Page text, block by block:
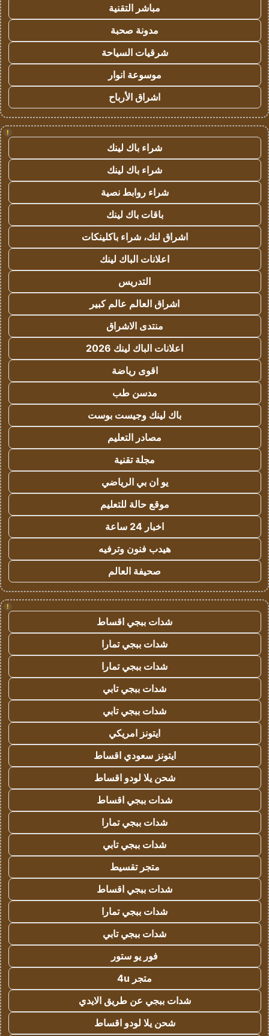
مباشر التقنية
مدونة صحبة
شرقيات السياحة
موسوعة انوار
اشراق الأرباح
!
شراء باك لينك
شراء باك لينك
شراء روابط نصية
باقات باك لينك
اشراق لنك، شراء باكلينكات
اعلانات الباك لينك
التدريس
اشراق العالم عالم كبير
منتدى الاشراق
اعلانات الباك لينك 2026
اقوى رياضة
مدسن طب
باك لينك وجيست بوست
مصادر التعليم
مجلة تقنية
يو ان بي الرياضي
موقع حالة للتعليم
اخبار 24 ساعة
هيدب فنون وترفيه
صحيفة العالم
!
شدات ببجي اقساط
شدات ببجي تمارا
شدات ببجي تمارا
شدات ببجي تابي
شدات ببجي تابي
ايتونز امريكي
ايتونز سعودي اقساط
شحن يلا لودو اقساط
شدات ببجي اقساط
شدات ببجي تمارا
شدات ببجي تابي
متجر تقسيط
شدات ببجي اقساط
شدات ببجي تمارا
شدات ببجي تابي
فور يو ستور
متجر 4u
شدات ببجي عن طريق الايدي
شحن يلا لودو اقساط